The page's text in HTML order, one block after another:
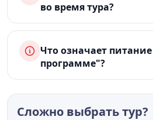
во время тура?
Что означает
программе"?
Сложно выбрать тур?